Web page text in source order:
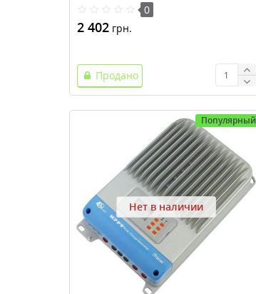
0
2 402 грн.
Продано
Популярный
Нет в наличии